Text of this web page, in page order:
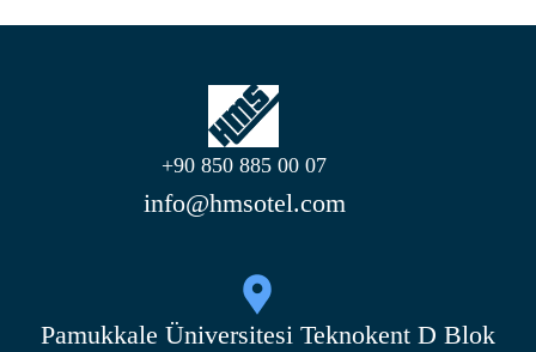
+90 850 885 00 07
info@hmsotel.com
Pamukkale Üniversitesi Teknokent D Blok